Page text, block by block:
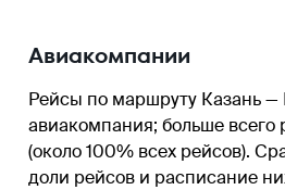
Авиакомпании
Рейсы по маршруту Казань —
авиакомпания; больше всего
(около 100% всех рейсов).
доли рейсов и расписание